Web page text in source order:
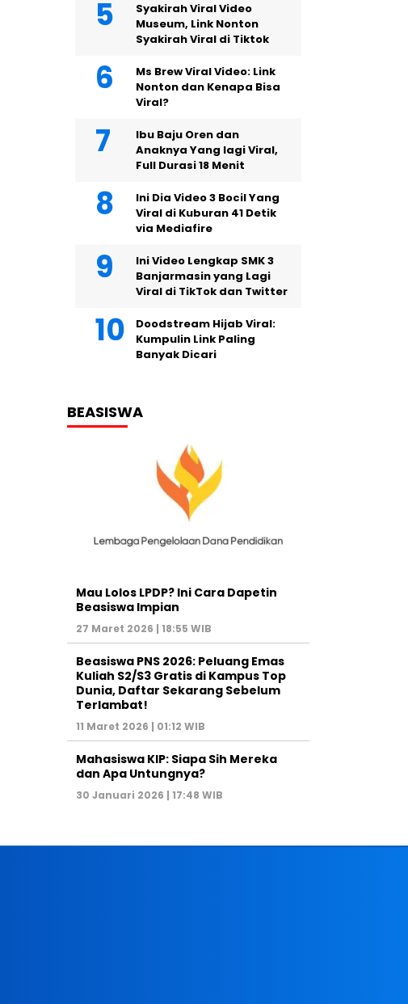
Syakirah Viral Video
Museum, Link Nonton
Syakirah Viral di Tiktok
Ms Brew Viral Video: Link
Nonton dan Kenapa Bisa
Viral?
Ibu Baju Oren dan
Anaknya Yang lagi Viral,
Full Durasi 18 Menit
Ini Dia Video 3 Bocil Yang
Viral di Kuburan 41 Detik
via Mediafire
Ini Video Lengkap SMK 3
Banjarmasin yang Lagi
Viral di TikTok dan Twitter
Doodstream Hijab Viral:
Kumpulin Link Paling
Banyak Dicari
BEASISWA
Mau Lolos LPDP? Ini Cara Dapetin
Beasiswa Impian
27 Maret 2026 | 18:55 WIB
Beasiswa PNS 2026: Peluang Emas
Kuliah S2/S3 Gratis di Kampus Top
Dunia, Daftar Sekarang Sebelum
Terlambat!
11 Maret 2026 | 01:12 WIB
Mahasiswa KIP: Siapa Sih Mereka
dan Apa Untungnya?
30 Januari 2026 | 17:48 WIB